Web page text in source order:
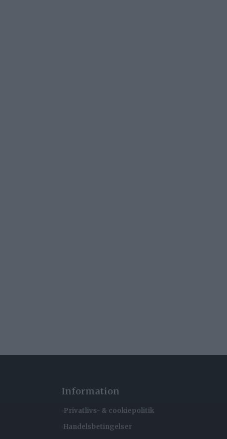
Information
Privatlivs- & cookiepolitik
Handelsbetingelser